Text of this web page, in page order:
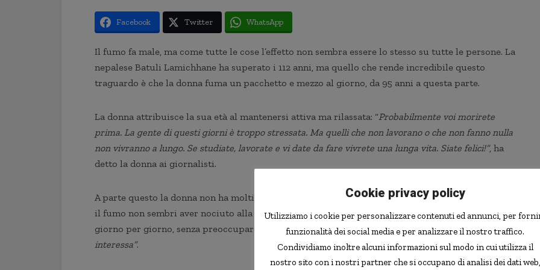
Facebook Twitter WhatsApp
Il fumo fa male, ma come tutte le cose l’effetto non sembra essere lo stesso su tutte le persone. La
nepalese Batuli Lamichhane ha superato i 112 anni, ma quello che rende incredibile questo
traguardo è che la donna fuma un pacchetto e mezzo al giorno, da 95 anni a questa parte.
La donna attribuisce la sua età al mantenersi attiva ma rilassata: “Probabilmente voi morirete
prima. La gente di questi giorni è troppo stressata. Ma quelli che non lavorano o che non fanno nulla
non vivranno a lungo. Se studiate, lavorate e vi date da fare vivrete una lunga vita. Siate felici!”, ha
detto la donna ai giornalisti.
A parte questo la donna non ha molti consigli da dare sullo stile di vita da seguire, ne sul perché
il fumo non sembri aver nociuto alla sua salute. Certamente la donna sembra vivere serenamente
giorno per giorno, senza preoccuparsi del tempo che passa: “Non so quanti anni ho, e non mi
interessa”.
Cookie privacy policy
Utilizziamo i cookie per personalizzare contenuti ed annunci, per
funzionalità dei social media e per analizzare il nostro traffico.
Condividiamo inoltre alcuni informazioni sul modo in cui utilizza il
nostro sito con i nostri partner che si occupano di analisi dei dati web,